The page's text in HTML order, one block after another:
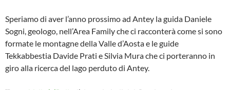
Speriamo di aver l’anno prossimo ad Antey la guida Daniele
Sogni, geologo, nell’Area Family che ci racconterà come si sono
formate le montagne della Valle d’Aosta e le guide
Tekkabbestia Davide Prati e Silvia Mura che ci porteranno in
giro alla ricerca del lago perduto di Antey.